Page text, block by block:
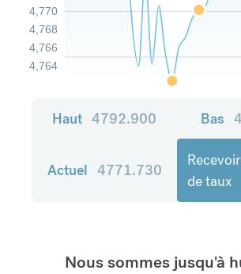
4,764
4,766
4,768
4,770
Haut 4792.900 Bas
Actuel 4771.730
de taux
Nous sommes jusqu'à